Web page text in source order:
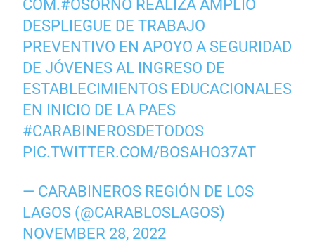
COM.#OSORNO REALIZA AMPLIO
DESPLIEGUE DE TRABAJO
PREVENTIVO EN APOYO A SEGURIDAD
DE JÓVENES AL INGRESO DE
ESTABLECIMIENTOS EDUCACIONALES
EN INICIO DE LA PAES
#CARABINEROSDETODOS
PIC.TWITTER.COM/BOSAHO37AT
— CARABINEROS REGIÓN DE LOS
LAGOS (@CARABLOSLAGOS)
NOVEMBER 28, 2022